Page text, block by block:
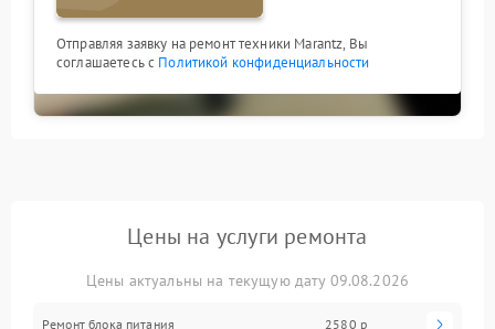
Отправляя заявку на ремонт техники Marantz, Вы
соглашаетесь с Политикой конфиденциальности
Цены на услуги ремонта
Цены актуальны на текущую дату 09.08.2026
Ремонт блока питания 2580 р